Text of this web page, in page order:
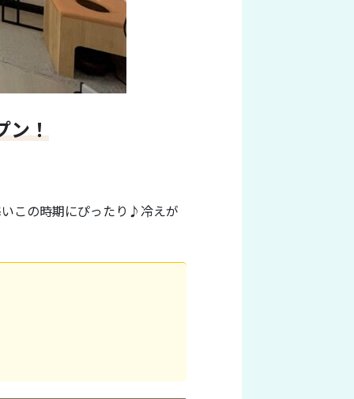
ン！
この時期にぴったり♪冷えが